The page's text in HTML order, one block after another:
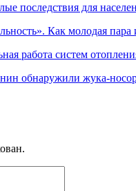
последствия для
Как молодая
работа систем
обнаружили жука-